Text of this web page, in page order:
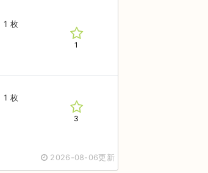
1 枚
1
1 枚
3
2026-08-06更新